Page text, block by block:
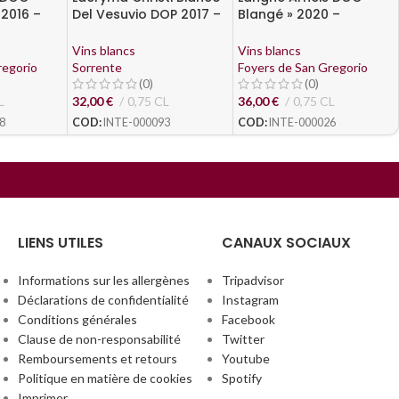
–
Del Vesuvio DOP 2017 –
Vins blancs
Sorrente
(0)
32,00€ 0,75 CL
COD: INTE-000093
Blangé » 2020 –
Vins blancs
Foyers de San Gregorio
(0)
36,00€ 0,75 CL
COD: INTE-000026
LIENS UTILES
Informations sur les allergènes
Déclarations de confidentialité
Conditions générales
Clause de non-responsabilité
Remboursements et retours
Politique en matière de cookies
CANAUX SOCIAUX
Tripadvisor
Instagram
Facebook
Twitter
Youtube
Spotify